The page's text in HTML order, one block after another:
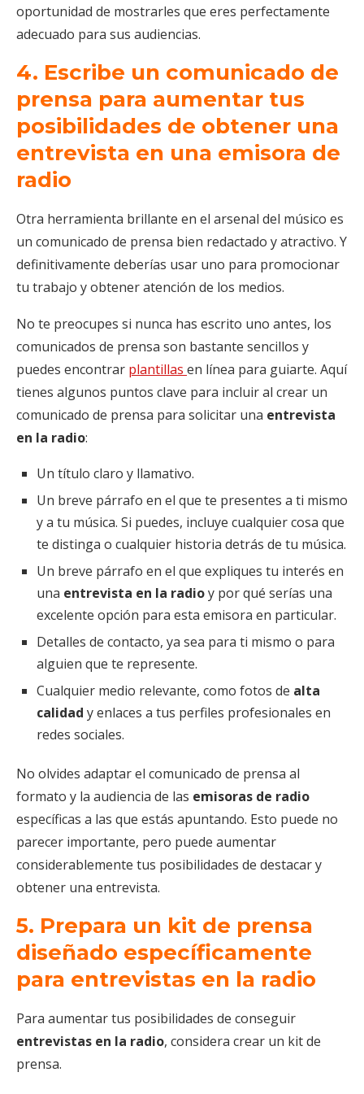
oportunidad de mostrarles que eres perfectamente
adecuado para sus audiencias.
4. Escribe un comunicado de
prensa para aumentar tus
posibilidades de obtener una
entrevista en una emisora de
radio
Otra herramienta brillante en el arsenal del músico es
un comunicado de prensa bien redactado y atractivo. Y
definitivamente deberías usar uno para promocionar
tu trabajo y obtener atención de los medios.
No te preocupes si nunca has escrito uno antes, los
comunicados de prensa son bastante sencillos y
puedes encontrar plantillas en línea para guiarte. Aquí
tienes algunos puntos clave para incluir al crear un
comunicado de prensa para solicitar una entrevista
en la radio:
Un título claro y llamativo.
Un breve párrafo en el que te presentes a ti mismo
y a tu música. Si puedes, incluye cualquier cosa que
te distinga o cualquier historia detrás de tu música.
Un breve párrafo en el que expliques tu interés en
una entrevista en la radioy por qué serías una
excelente opción para esta emisora en particular.
Detalles de contacto, ya sea para ti mismo o para
alguien que te represente.
Cualquier medio relevante, como fotos de alta
calidad y enlaces a tus perfiles profesionales en
redes sociales.
No olvides adaptar el comunicado de prensa al
formato y la audiencia de las emisoras de radio
específicas a las que estás apuntando. Esto puede no
parecer importante, pero puede aumentar
considerablemente tus posibilidades de destacar y
obtener una entrevista.
5. Prepara un kit de prensa
diseñado específicamente
para entrevistas en la radio
Para aumentar tus posibilidades de conseguir
entrevistas en la radio, considera crear un kit de
prensa.